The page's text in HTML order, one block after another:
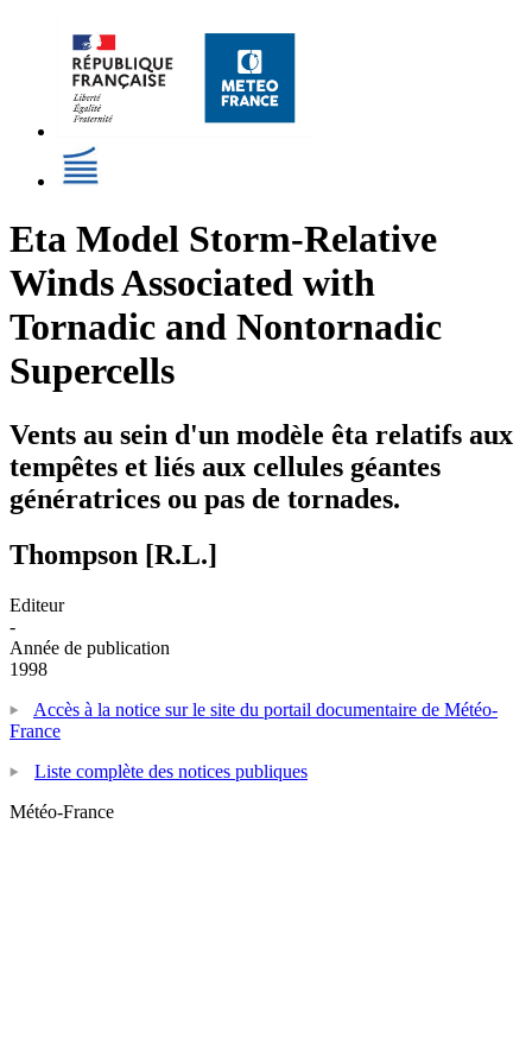
Eta Model Storm-Relative
Winds Associated with
Tornadic and Nontornadic
Supercells
Vents au sein d'un modèle êta relatifs aux
tempêtes et liés aux cellules géantes
génératrices ou pas de tornades.
Thompson [R.L.]
Editeur
-
Année de publication
1998
Accès à la notice sur le site du portail documentaire de Météo-
France
Liste complète des notices publiques
Météo-France